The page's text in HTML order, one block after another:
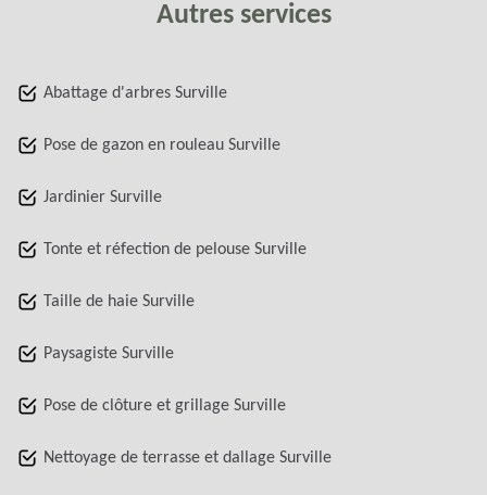
Autres services
Abattage d'arbres Surville
Pose de gazon en rouleau Surville
Jardinier Surville
Tonte et réfection de pelouse Surville
Taille de haie Surville
Paysagiste Surville
Pose de clôture et grillage Surville
Nettoyage de terrasse et dallage Surville